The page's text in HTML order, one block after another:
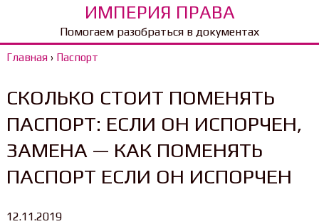
ИМПЕРИЯ ПРАВА
Помогаем разобраться в документах
Главная› Паспорт
СКОЛЬКО СТОИТ ПОМЕНЯТЬ
ПАСПОРТ: ЕСЛИ ОН ИСПОРЧЕН,
ЗАМЕНА — КАК ПОМЕНЯТЬ
ПАСПОРТ ЕСЛИ ОН ИСПОРЧЕН
12.11.2019